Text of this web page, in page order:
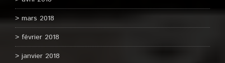
mars 2018
février 2018
janvier 2018